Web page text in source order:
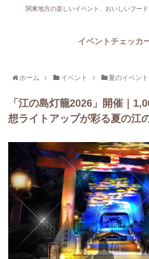
関東地方の楽しいイベント、おいしいフー
イベントチェッカ
ホーム イベント 夏のイベント
「江の島灯籠2026」開催｜
想ライトアップが彩る夏の江